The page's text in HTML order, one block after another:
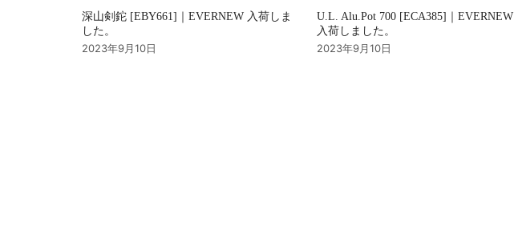
深山剣鉈 [EBY661]｜EVERNEW 入荷しま
した。
2023年9月10日
U.L. Alu.Pot 700 [ECA385]｜EVERNEW
入荷しました。
2023年9月10日